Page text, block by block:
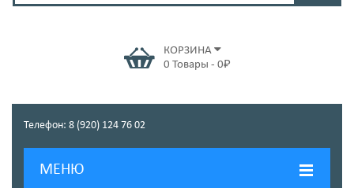
КОРЗИНА
0 Товары - 0₽
Телефон: 8 (920) 124 76 02
МЕНЮ